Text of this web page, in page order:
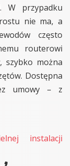
W przypadku
nie ma, a
często
routerowi
szybko można
Dostępna
umowy – z
instalacji